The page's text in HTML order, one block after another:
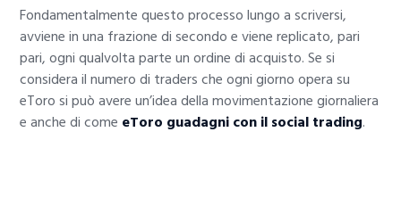
Fondamentalmente questo processo lungo a scriversi,
avviene in una frazione di secondo e viene replicato, pari
pari, ogni qualvolta parte un ordine di acquisto. Se si
considera il numero di traders che ogni giorno opera su
eToro si può avere un’idea della movimentazione giornaliera
e anche di come eToro guadagni con il social trading.